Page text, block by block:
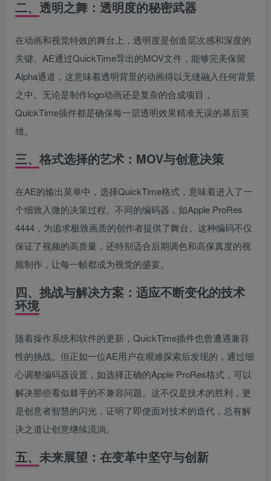
二、透明之舞：透明度的秘密武器
在动画和视觉特效的舞台上，透明度是创造层次感和深度的
关键。AE通过QuickTime导出的MOV文件，能够完美保留
Alpha通道，这意味着透明背景的动画得以无缝融入任何背景
之中。无论是制作logo动画还是复杂的合成项目，
QuickTime插件都是确保每一层透明效果精准无误的幕后英
雄。
三、格式选择的艺术：MOV与创意决策
在AE的输出菜单中，选择QuickTime格式，意味着进入了一
个细致入微的决策过程。不同的编码器，如Apple ProRes
4444，为追求极致画质的创作者提供了舞台。这种编码不仅
保证了视频的高质量，还特别适合后期调色和高保真度的视
频制作，让每一帧都成为视觉的盛宴。
四、挑战与解决方案：适应不断变化的技术
环境
随着操作系统和软件的更新，QuickTime插件也曾遭遇兼容
性的挑战。但正如一位AE用户在艰难探索后发现的，通过细
心调整编码器设置，如选择正确的Apple ProRes格式，可以
解决那些看似棘手的不兼容问题。这不仅是技术的胜利，更
是创意者智慧的闪光，证明了即使面对技术的迭代，总有解
决之道让创意继续流淌。
五、未来展望：在变革中坚守与创新